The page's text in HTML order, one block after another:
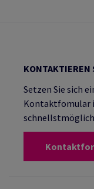
KONTAKTIEREN
Setzen Sie sich
Kontaktfomular